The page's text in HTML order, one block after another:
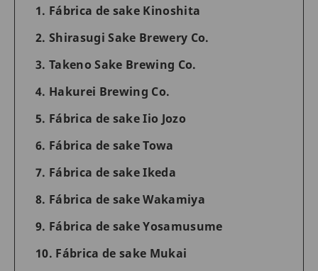
1. Fábrica de sake Kinoshita
2. Shirasugi Sake Brewery Co.
3. Takeno Sake Brewing Co.
4. Hakurei Brewing Co.
5. Fábrica de sake Iio Jozo
6. Fábrica de sake Towa
7. Fábrica de sake Ikeda
8. Fábrica de sake Wakamiya
9. Fábrica de sake Yosamusume
10. Fábrica de sake Mukai